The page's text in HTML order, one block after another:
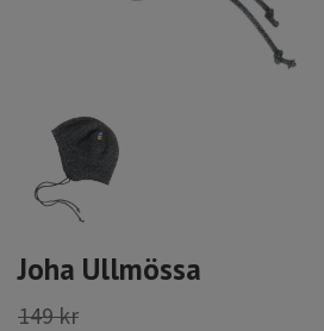
Joha Ullmössa
149 kr